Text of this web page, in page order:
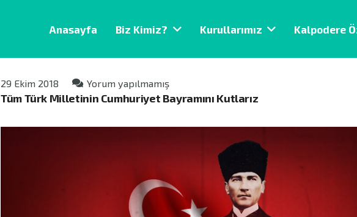
Anasayfa Biz Kimiz? Kurullarımız Kalpodere
29 Ekim 2018 Yorum yapılmamış
Tüm Türk Milletinin Cumhuriyet Bayramını Kutlarız